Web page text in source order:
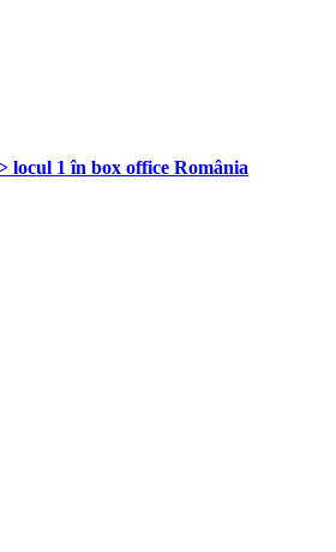
locul 1 în box office România